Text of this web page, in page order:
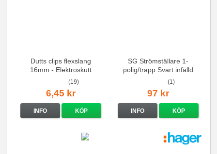
Dutts clips flexslang
16mm - Elektroskutt
(19)
6,45 kr
INFO KÖP
SG Strömställare 1-
polig/trapp Svart infälld
(1)
97 kr
INFO KÖP